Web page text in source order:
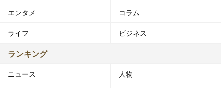
エンタメ コラム
ライフ ビジネス
ランキング
ニュース 人物